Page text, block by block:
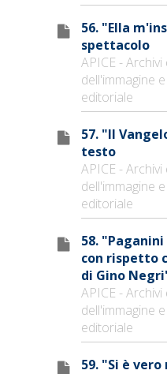
56. "Ella
spettacolo
APICE -
dell'immagine
editoriale
57. "Il
testo
APICE -
dell'immagine
editoriale
58.
con rispetto
di Gino
APICE -
dell'immagine
editoriale
59. "Si è